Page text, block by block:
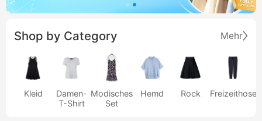
Shop by Category Mehr
Kleid
Damen-
T-Shirt
Modisches
Set
Hemd Rock Freizeithose